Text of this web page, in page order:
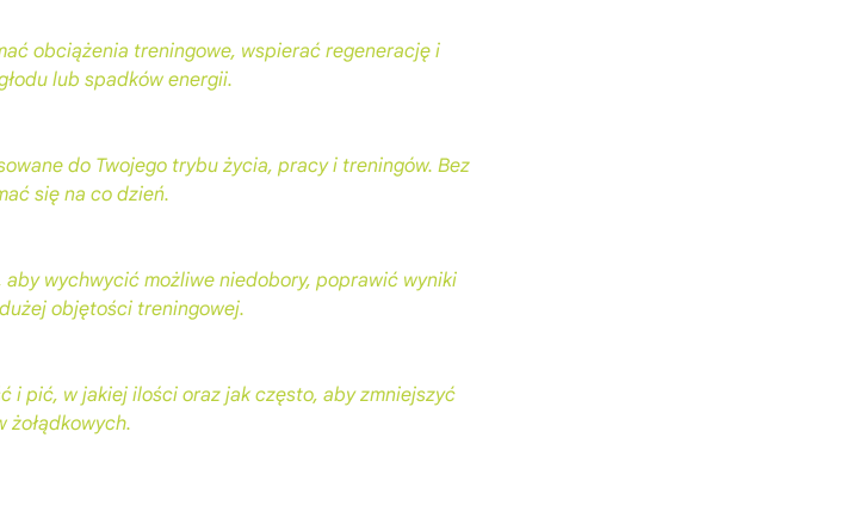
obciążenia treningowe, wspierać regenerację i
lub spadków energii.
do Twojego trybu życia, pracy i treningów. Bez
się na co dzień.
wychwycić możliwe niedobory, poprawić wyniki
objętości treningowej.
i pić, w jakiej ilości oraz jak często, aby zmniejszyć
żołądkowych.